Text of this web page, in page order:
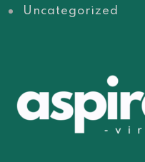
Uncategorized